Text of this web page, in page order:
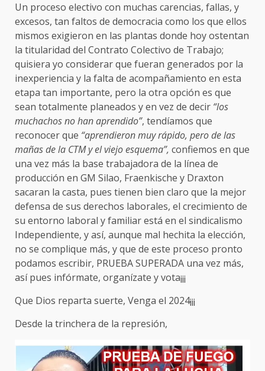
Un proceso electivo con muchas carencias, fallas, y
excesos, tan faltos de democracia como los que ellos
mismos exigieron en las plantas donde hoy ostentan
la titularidad del Contrato Colectivo de Trabajo;
quisiera yo considerar que fueran generados por la
inexperiencia y la falta de acompañamiento en esta
etapa tan importante, pero la otra opción es que
sean totalmente planeados y en vez de decir “los
muchachos no han aprendido”, tendíamos que
reconocer que “aprendieron muy rápido, pero de las
mañas de la CTM y el viejo esquema”, confiemos en que
una vez más la base trabajadora de la línea de
producción en GM Silao, Fraenkische y Draxton
sacaran la casta, pues tienen bien claro que la mejor
defensa de sus derechos laborales, el crecimiento de
su entorno laboral y familiar está en el sindicalismo
Independiente, y así, aunque mal hechita la elección,
no se complique más, y que de este proceso pronto
podamos escribir, PRUEBA SUPERADA una vez más,
así pues infórmate, organízate y vota¡¡¡
Que Dios reparta suerte, Venga el 2024¡¡¡
Desde la trinchera de la represión,